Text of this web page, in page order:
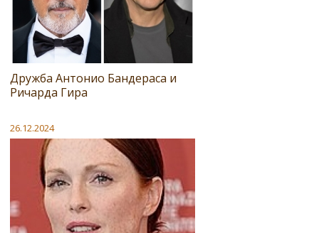
Дружба Антонио Бандераса и
Ричарда Гира
26.12.2024